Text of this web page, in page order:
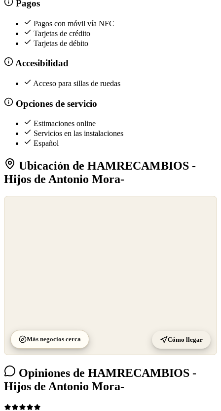
Pagos
Pagos con móvil vía NFC
Tarjetas de crédito
Tarjetas de débito
Accesibilidad
Acceso para sillas de ruedas
Opciones de servicio
Estimaciones online
Servicios en las instalaciones
Español
Ubicación de HAMRECAMBIOS -
Hijos de Antonio Mora-
Más negocios cerca Cómo llegar
Opiniones de HAMRECAMBIOS -
Hijos de Antonio Mora-